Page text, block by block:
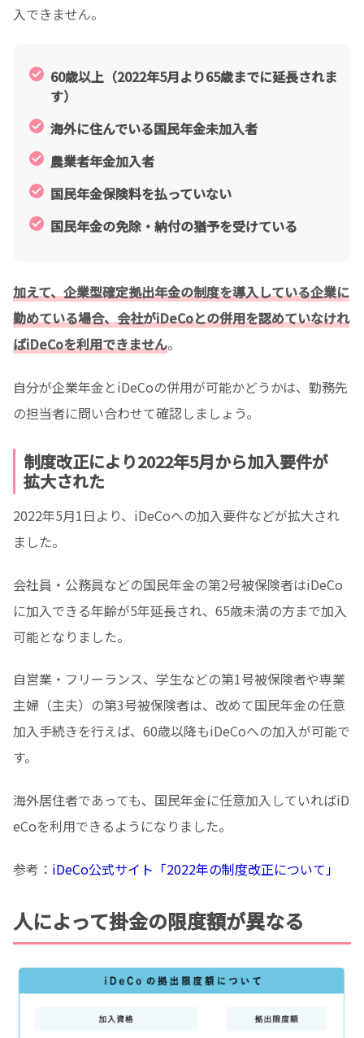
入できません。
60歳以上（2022年5月より65歳までに延長されま
す）
海外に住んでいる国民年金未加入者
農業者年金加入者
国民年金保険料を払っていない
国民年金の免除・納付の猶予を受けている
加えて、企業型確定拠出年金の制度を導入している企業に
勤めている場合、会社がiDeCoとの併用を認めていなけれ
ばiDeCoを利用できません。
自分が企業年金とiDeCoの併用が可能かどうかは、勤務先
の担当者に問い合わせて確認しましょう。
制度改正により2022年5月から加入要件が
拡大された
2022年5月1日より、iDeCoへの加入要件などが拡大され
ました。
会社員・公務員などの国民年金の第2号被保険者はiDeCo
に加入できる年齢が5年延長され、65歳未満の方まで加入
可能となりました。
自営業・フリーランス、学生などの第1号被保険者や専業
主婦（主夫）の第3号被保険者は、改めて国民年金の任意
加入手続きを行えば、60歳以降もiDeCoへの加入が可能で
す。
海外居住者であっても、国民年金に任意加入していればiD
eCoを利用できるようになりました。
参考： iDeCo公式サイト「2022年の制度改正について」
人によって掛金の限度額が異なる